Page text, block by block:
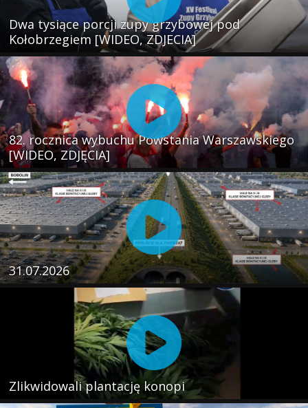
Dwa tysiące porcji zupy grzybowej pod
Kołobrzegiem [WIDEO, ZDJECIA]
82. rocznica wybuchu Powstania Warszawskiego
[WIDEO, ZDJĘCIA]
31.07.2026
Zlikwidowali plantację konopi